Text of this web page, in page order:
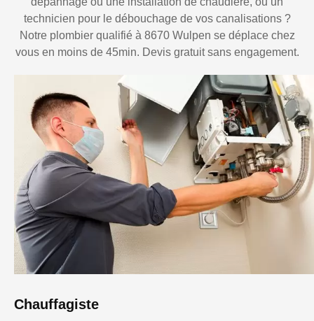
technicien pour le débouchage de vos canalisations ?
Notre plombier qualifié à 8670 Wulpen se déplace chez
vous en moins de 45min. Devis gratuit sans engagement.
Chauffagiste